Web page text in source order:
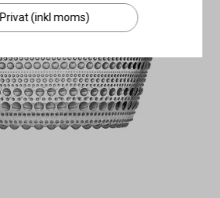
Privat (inkl moms)